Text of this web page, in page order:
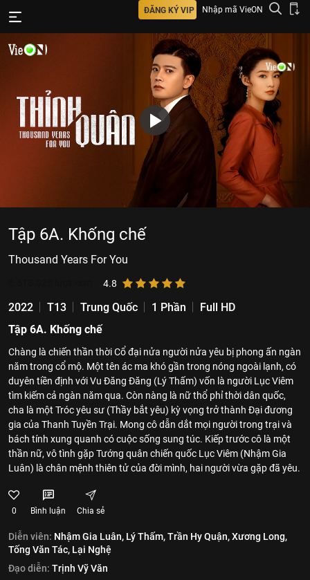
ĐĂNG KÝ VIP Nhập mã VieON
Tập 6A. Khống chế
Thousand Years For You
4.8
2022 T13 Trung Quốc 1 Phần
Full HD
Tập 6A. Khống chế
Chàng là chiến thần thời Cổ đại nửa người nửa yêu bị phong ấn ngàn
năm trong cổ mộ. Một tên ác ma khó gần trong nóng ngoài lạnh, có
duyên tiền định với Vu Đăng Đăng (Lý Thấm) vốn là người Lục Viêm
tìm kiếm cả ngàn năm qua. Còn nàng là nữ thổ phỉ thời dân quốc,
cha là một Tróc yêu sư (Thầy bắt yêu) kỳ vọng trở thành Đại đương
gia của Thanh Tuyền Trại. Mong cô dẫn dắt mọi người trong trại và
bách tính xung quanh có cuộc sống sung túc. Kiếp trước cô là một
thần nữ, vô tình gặp Tướng quân chiến quốc Lục Viêm (Nhậm Gia
Luân) là chân mệnh thiên tử của đời mình, hai người vừa gặp đã yêu.
0 Bình luận Chia sẻ
Diễn viên: Nhậm Gia Luân, Lý Thấm,Trần Hy Quận,Xương Long,
Tống Văn Tác, Lại Nghệ
Đạo diễn: Trịnh Vỹ Văn